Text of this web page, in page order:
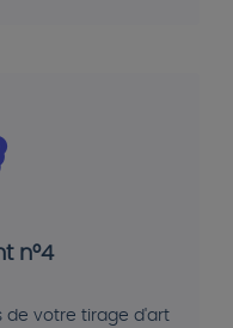
n°4
de votre tirage d'art